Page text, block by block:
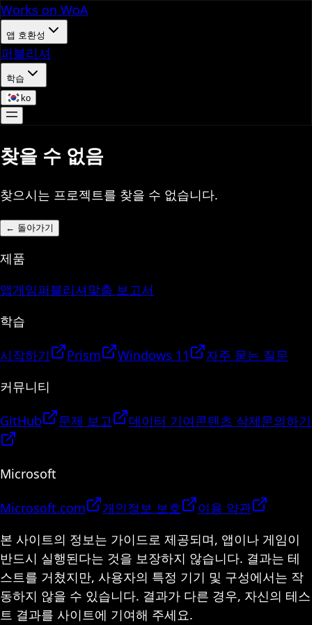
Works on WoA
앱 호환성
퍼블리셔
학습
ko
찾을 수 없음
찾으시는 프로젝트를 찾을 수 없습니다.
← 돌아가기
제품
앱게임퍼블리셔맞춤 보고서
학습
시작하기 Prism Windows 11
자주 묻는 질문
커뮤니티
GitHub 문제 보고 데이터 기여콘텐츠 삭제문의하기
Microsoft
Microsoft.com 개인정보 보호
이용 약관
본 사이트의 정보는 가이드로 제공되며, 앱이나 게임이
반드시 실행된다는 것을 보장하지 않습니다. 결과는 테
스트를 거쳤지만, 사용자의 특정 기기 및 구성에서는 작
동하지 않을 수 있습니다. 결과가 다른 경우, 자신의 테스
트 결과를 사이트에 기여해 주세요.